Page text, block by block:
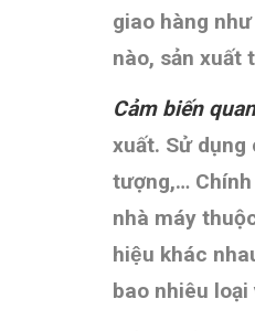
giao hàng
nào, sản xuất
Cảm biến
xuất. Sử
tượng,…
nhà máy
hiệu khác
bao nhiêu